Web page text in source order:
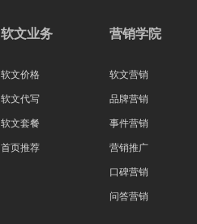
软文业务
软文价格
软文代写
软文套餐
首页推荐
营销学院
软文营销
品牌营销
事件营销
营销推广
口碑营销
问答营销